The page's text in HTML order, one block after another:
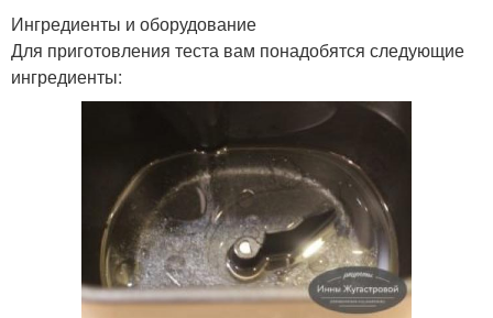
Ингредиенты и оборудование
Для приготовления теста вам понадобятся следующие
ингредиенты: